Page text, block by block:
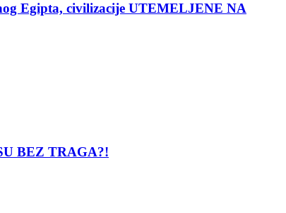
Egipta, civilizacije UTEMELJENE NA
BEZ TRAGA?!